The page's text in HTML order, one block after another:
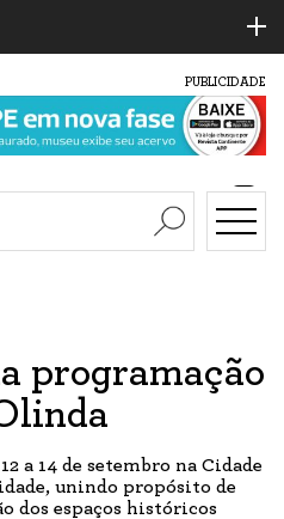
PUBLICIDADE
programação
a 14 de setembro na Cidade
unindo propósito de
dos espaços históricos